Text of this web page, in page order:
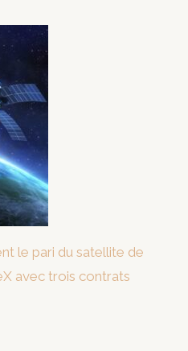
le pari du satellite de
avec trois contrats